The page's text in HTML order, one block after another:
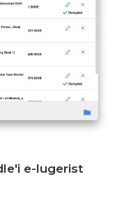
e-lugerist